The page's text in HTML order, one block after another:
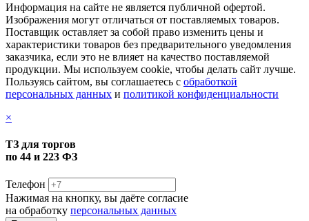
Информация на сайте не является публичной офертой.
Изображения могут отличаться от поставляемых товаров.
Поставщик оставляет за собой право изменить цены и
характеристики товаров без предварительного уведомления
заказчика, если это не влияет на качество поставляемой
продукции. Мы используем cookie, чтобы делать сайт лучше.
Пользуясь сайтом, вы соглашаетесь с обработкой
персональных данных и политикой конфиденциальности
×
ТЗ для торгов
по 44 и 223 ФЗ
Телефон
Нажимая на кнопку, вы даёте согласие
на обработку персональных данных